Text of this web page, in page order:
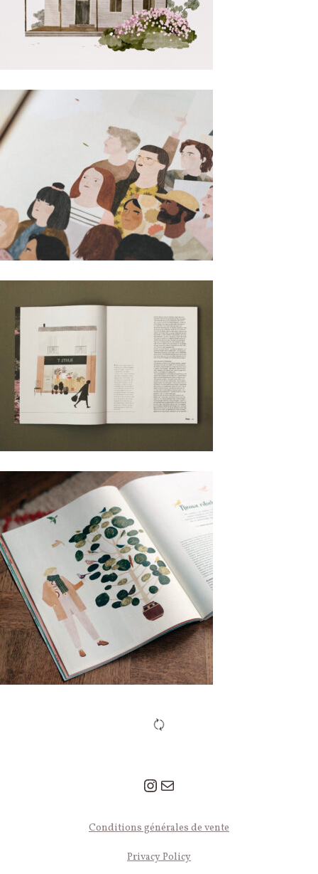
Instagram
Mail
© 2026 Léa Le Pivert — Tous droits réservés.
Conditions générales de vente
Privacy Policy